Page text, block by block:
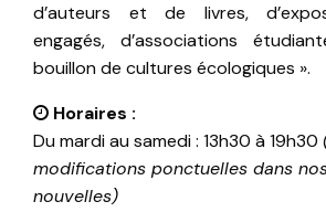
d’auteurs et de livres,
engagés, d’associations
bouillon de cultures écologiques ».
Horaires :
Du mardi au samedi : 13h30 à 19h30
modifications ponctuelles dans
nouvelles)